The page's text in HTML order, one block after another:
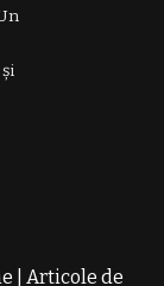
Articole de